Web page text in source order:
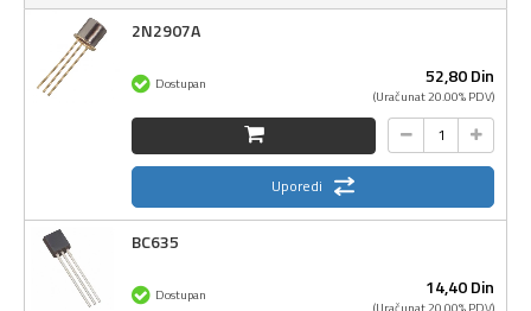
2N2907A
52,80Din
(Uračunat 20.00% PDV)
Dostupan
Uporedi
BC635
14,40Din
(Uračunat 20.00% PDV)
Dostupan